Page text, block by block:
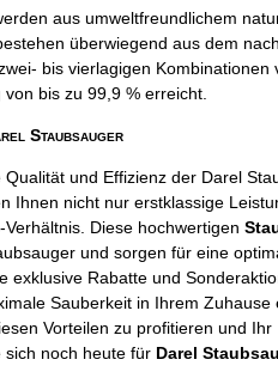
aus umweltfreundlichem
überwiegend aus dem
bis vierlagigen Kombinationen
bis zu 99,9 % erreicht.
Staubsauger
und Effizienz der Darel
Ihnen nicht nur erstklassige
Diese hochwertigen
und sorgen für eine
exklusive Rabatte und
Sauberkeit in Ihrem Zuhause
Vorteilen zu profitieren und
sich noch heute für Darel